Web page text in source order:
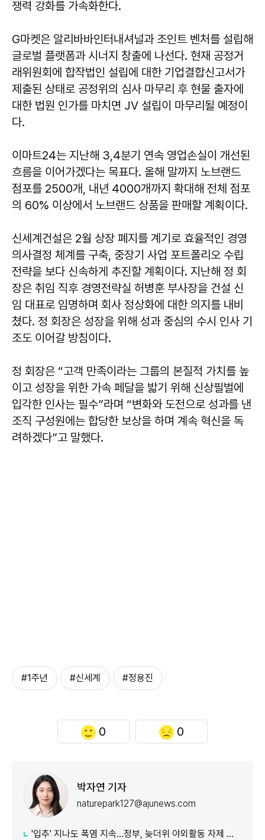
쟁력 강화를 가속화한다.
G마켓은 알리바바인터내셔널과 조인트 벤처를 설립해
글로벌 플랫폼과 시너지 창출에 나선다. 현재 공정거
래위원회에 합작법인 설립에 대한 기업결합신고서가
제출된 상태로 공정위의 심사 마무리 후 현물 출자에
대한 법원 인가를 마치면 JV 설립이 마무리될 예정이
다.
이마트24는 지난해 3,4분기 연속 영업손실이 개선된
흐름을 이어가겠다는 목표다. 올해 말까지 노브랜드
점포를 2500개, 내년 4000개까지 확대해 전체 점포
의 60% 이상에서 노브랜드 상품을 판매할 계획이다.
신세계건설은 2월 상장 폐지를 계기로 효율적인 경영
의사결정 체계를 구축, 중장기 사업 포트폴리오 수립
전략을 보다 신속하게 추진할 계획이다. 지난해 정 회
장은 취임 직후 경영전략실 허병훈 부사장을 건설 신
임 대표로 임명하며 회사 정상화에 대한 의지를 내비
쳤다. 정 회장은 성장을 위해 성과 중심의 수시 인사 기
조도 이어갈 방침이다.
정 회장은 “고객 만족이라는 그룹의 본질적 가치를 높
이고 성장을 위한 가속 페달을 밟기 위해 신상필벌에
입각한 인사는 필수”라며 “변화와 도전으로 성과를 낸
조직 구성원에는 합당한 보상을 하며 계속 혁신을 독
려하겠다”고 말했다.
#1주년 #신세계 #정용진
0 0
박자연 기자
naturepark127@ajunews.com
'입추' 지나도 폭염 지속...정부, 늦더위 야외활동 자제 당부